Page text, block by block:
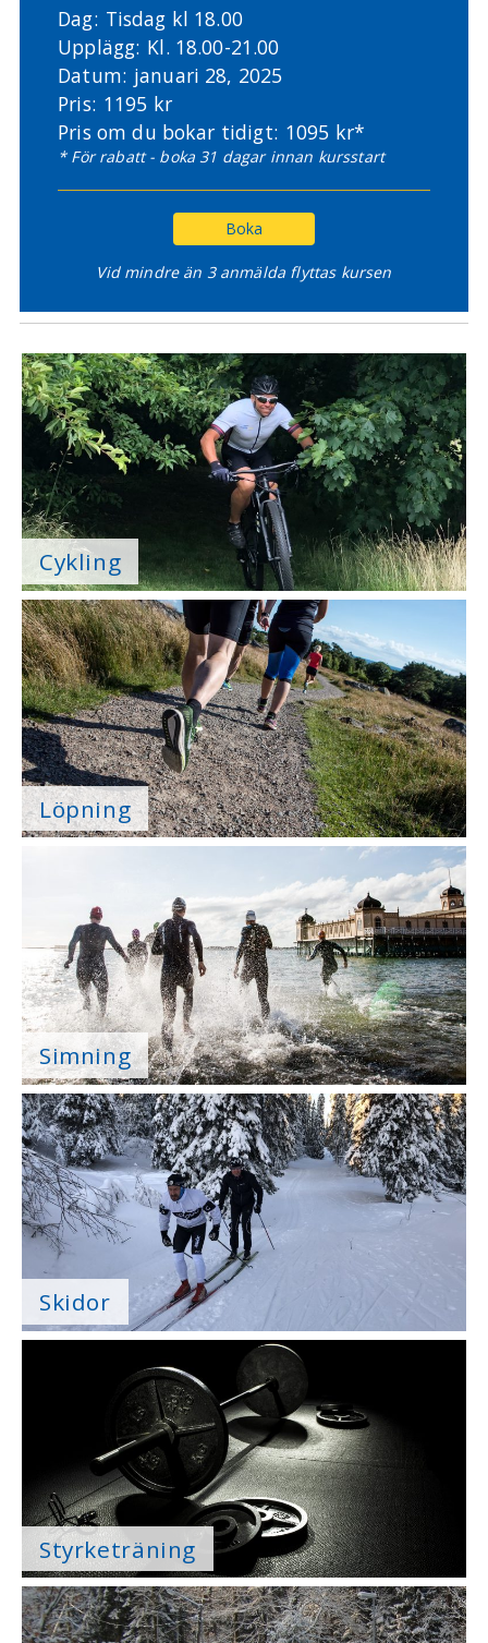
Dag: Tisdag kl 18.00
Upplägg: Kl. 18.00-21.00
Datum: januari 28, 2025
Pris: 1195 kr
Pris om du bokar tidigt: 1095 kr*
* För rabatt - boka 31 dagar innan kursstart
Boka
Vid mindre än 3 anmälda flyttas kursen
Cykling
Löpning
Simning
Skidor
Styrketräning